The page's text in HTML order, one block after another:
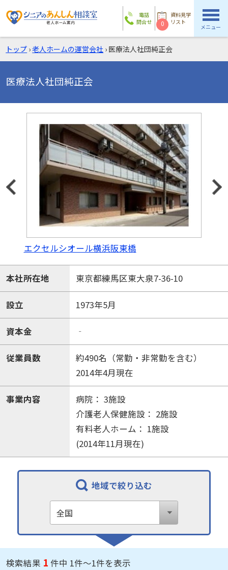
電話
問合せ
資料見学
リスト
0 メニュー
トップ ›老人ホームの運営会社 › 医療法人社団純正会
医療法人社団純正会
エクセルシオール横浜阪東橋
本社所在地 東京都練馬区東大泉7-36-10
設立 1973年5月
資本金 ‐
従業員数
約490名（常勤・非常勤を含む）
2014年4月現在
事業内容
病院： 3施設
介護老人保健施設： 2施設
有料老人ホーム： 1施設
(2014年11月現在)
地域で絞り込む
検索結果 1 件中 1件～1件を表示